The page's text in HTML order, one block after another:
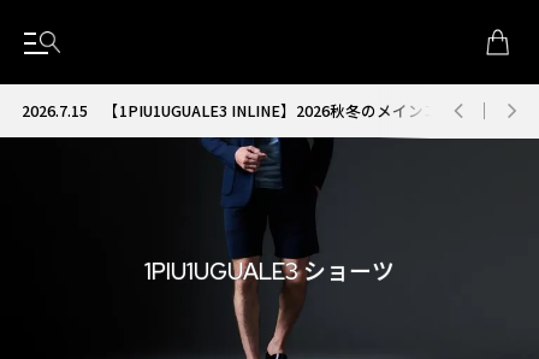
2026.7.15【1PIU1UGUALE3 INLINE】2026秋冬のメインコレクションが
1PIU1UGUALE3 ショーツ